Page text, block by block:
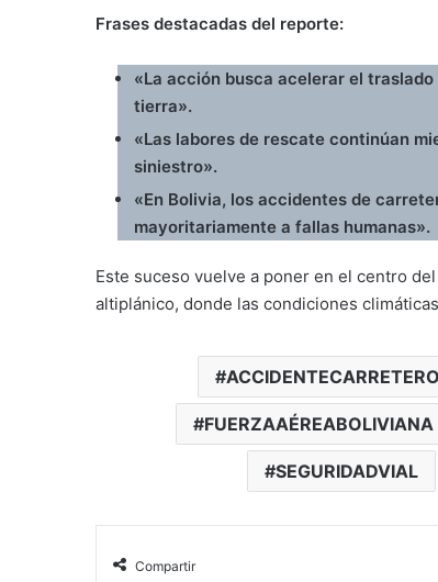
Frases destacadas del reporte:
«La acción busca acelerar el
tierra».
«Las labores de rescate continúan
siniestro».
«En Bolivia, los accidentes de
mayoritariamente a fallas humanas».
Este suceso vuelve a poner en el centro
altiplánico, donde las condiciones
ACCIDENTECARRETERO
FUERZAAÉREABOLIVIANA
SEGURIDADVIAL
Compartir